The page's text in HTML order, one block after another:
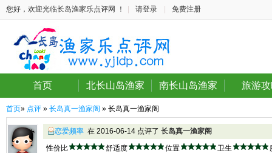
您好，欢迎光临长岛渔家乐点评网 ！ 请登录 免费注册
首页 北长山岛渔家 南长山岛渔家 旅游
首页» 点评 » 长岛真一渔家阁 » 长岛真一渔家阁
恋爱频率 在 2016-06-14 点评了 长岛真一渔家阁
性价比
舒适度 位置 卫生